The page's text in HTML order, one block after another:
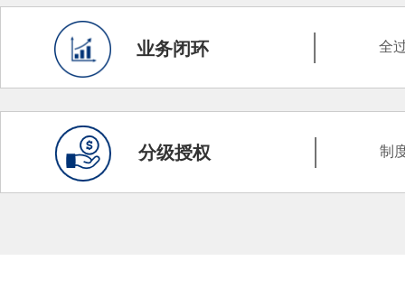
全
业务闭环
制
分级授权